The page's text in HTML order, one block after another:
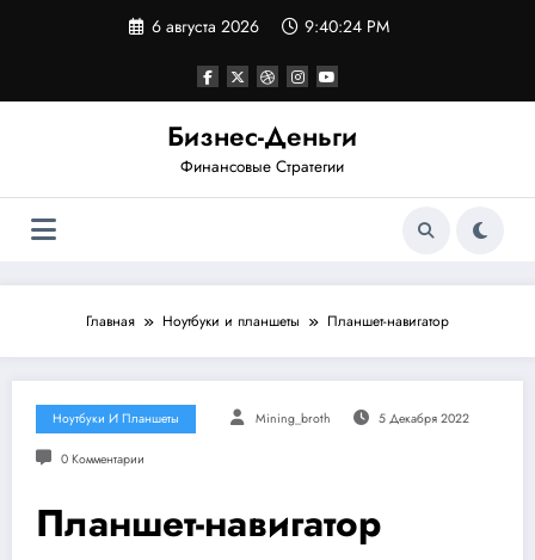
6 августа 2026 9:40:24 PM
Бизнес-Деньги
Финансовые Стратегии
Главная Ноутбуки и планшеты Планшет-навигатор
Ноутбуки И Планшеты Mining_broth 5 Декабря 2022
0 Комментарии
Планшет-навигатор